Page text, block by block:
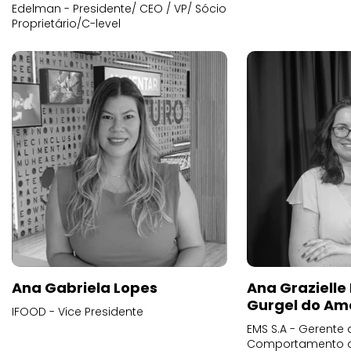
Edelman - Presidente/ CEO / VP/ Sócio
Proprietário/C-level
Ana Gabriela Lopes
IFOOD - Vice Presidente
Ana
Gurgel do
EMS S.A -
Comportamento